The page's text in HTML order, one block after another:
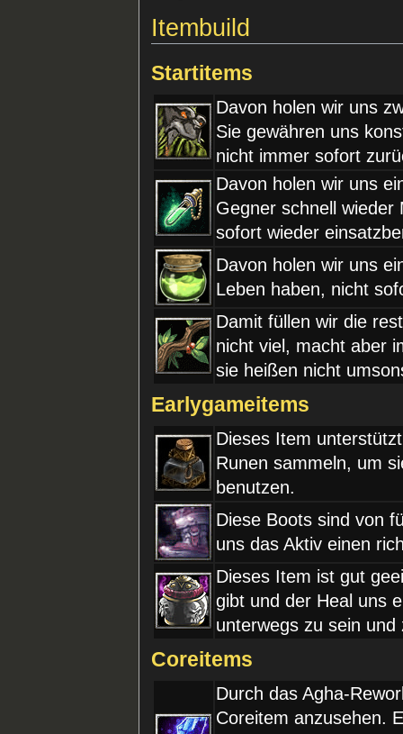
Itembuild
Startitems
Davon holen wir uns
Sie gewähren uns
nicht immer sofort
Davon holen wir uns
Gegner schnell
sofort wieder
Davon holen wir uns
Leben haben, nicht
Damit füllen wir die
nicht viel, macht aber
sie heißen nicht
Earlygameitems
Dieses Item
Runen sammeln, um
benutzen.
Diese Boots sind von
uns das Aktiv einen
Dieses Item ist gut
gibt und der Heal uns
unterwegs zu sein und
Coreitems
Durch das Agha-
Coreitem anzusehen.